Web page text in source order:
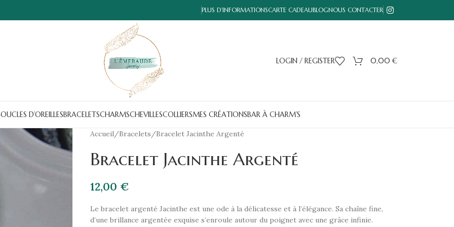
PLUS D’INFORMATIONSCARTE CADEAUBLOGNOUS CONTACTER
LOGIN / REGISTER 0,00 €
D’OREILLESBRACELETSCHARMSCHEVILLESCOLLIERSMES CRÉATIONSBAR À CHARM’S
Accueil Bracelets Bracelet Jacinthe Argenté
Bracelet Jacinthe Argenté
12,00 €
Le bracelet argenté Jacinthe est une ode à la délicatesse et à l’élégance. Sa chaîne fine,
d’une brillance argentée exquise s’enroule autour du poignet avec une grâce infinie.